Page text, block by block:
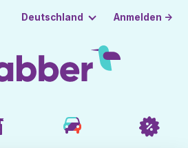
Deutschland Anmelden →